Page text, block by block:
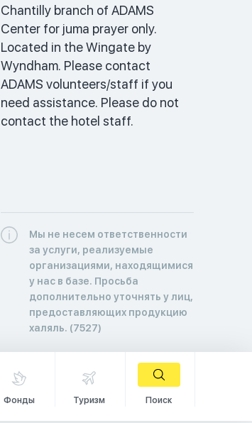
Chantilly branch of ADAMS
Center for juma prayer only.
Located in the Wingate by
Wyndham. Please contact
ADAMS volunteers/staff if you
need assistance. Please do not
contact the hotel staff.
Мы не несем ответственности
за услуги, реализуемые
организациями, находящимися
у нас в базе. Просьба
дополнительно уточнять у лиц,
предоставляющих продукцию
халяль. (7527)
Фонды Туризм Поиск